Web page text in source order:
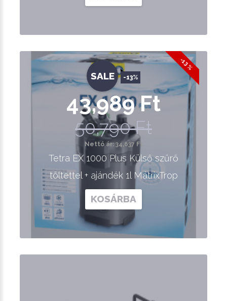
-13 %
SALE -13%
43,989 Ft
50,790 Ft
Nettó ár: 34,637 Ft
Tetra EX 1000 Plus Külső szűrő
töltettel + ajándék 1l MátrixTrop
KOSÁRBA